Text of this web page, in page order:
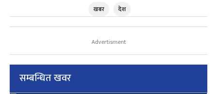
खबर देश
Advertisment
सम्बन्धित खवर